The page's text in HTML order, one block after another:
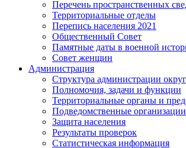
Перечень пространственных
Территориальные отделы
Перепись населения 2021
Общественный Совет
Памятные даты в военной
Совет женщин
Администрация
Структура администрации
Полномочия, задачи и функции
Территориальные органы и
Подведомственные организации
Защита населения
Результаты проверок
Статистическая информация